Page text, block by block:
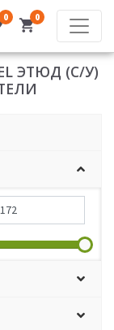
0 0
ЭТЮД (С/У)